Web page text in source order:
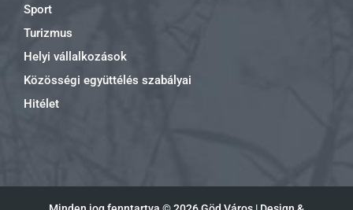
Sport
Turizmus
Helyi vállalkozások
Közösségi együttélés szabályai
Hitélet